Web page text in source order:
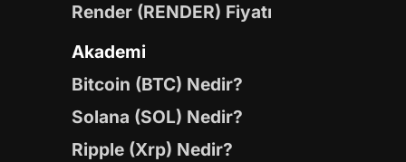
Render (RENDER) Fiyatı
Akademi
Bitcoin (BTC) Nedir?
Solana (SOL) Nedir?
Ripple (Xrp) Nedir?